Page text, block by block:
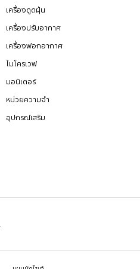
เครื่องดูดฝุ่น
เครื่องปรับอากาศ
เครื่องฟอกอากาศ
ไมโครเวฟ
มอนิเตอร์
หน่วยความจำ
อุปกรณ์เสริม